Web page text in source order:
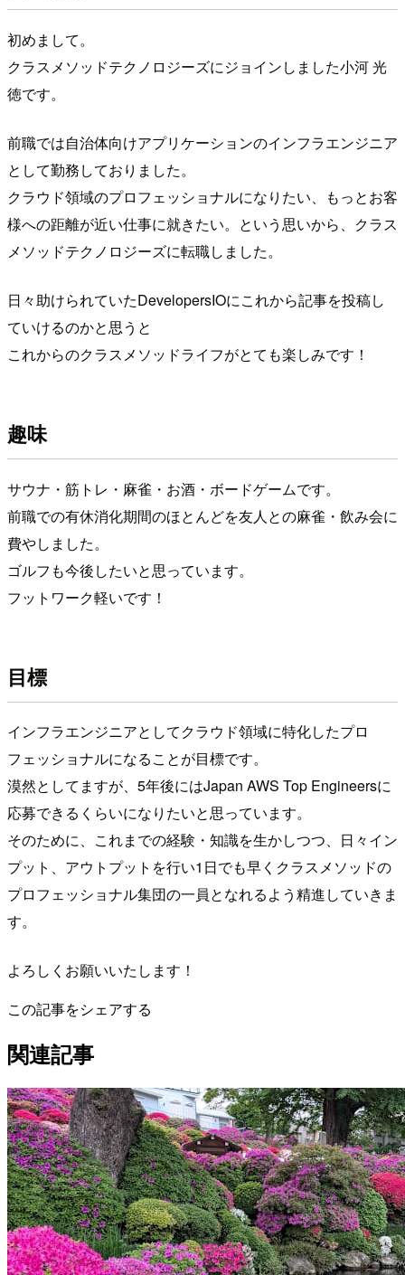
初めまして。
クラスメソッドテクノロジーズにジョインしました小河 光
徳です。
前職では自治体向けアプリケーションのインフラエンジニア
として勤務しておりました。
クラウド領域のプロフェッショナルになりたい、もっとお客
様への距離が近い仕事に就きたい。という思いから、クラス
メソッドテクノロジーズに転職しました。
日々助けられていたDevelopersIOにこれから記事を投稿し
ていけるのかと思うと
これからのクラスメソッドライフがとても楽しみです！
趣味
サウナ・筋トレ・麻雀・お酒・ボードゲームです。
前職での有休消化期間のほとんどを友人との麻雀・飲み会に
費やしました。
ゴルフも今後したいと思っています。
フットワーク軽いです！
目標
インフラエンジニアとしてクラウド領域に特化したプロ
フェッショナルになることが目標です。
漠然としてますが、5年後にはJapan AWS Top Engineersに
応募できるくらいになりたいと思っています。
そのために、これまでの経験・知識を生かしつつ、日々イン
プット、アウトプットを行い1日でも早くクラスメソッドの
プロフェッショナル集団の一員となれるよう精進していきま
す。
よろしくお願いいたします！
この記事をシェアする
関連記事